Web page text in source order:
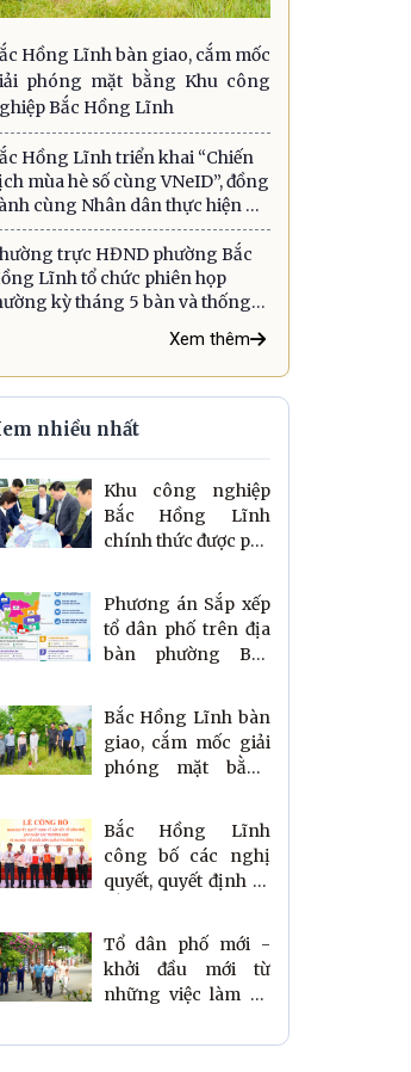
Hồng Lĩnh bàn giao, cắm mốc
phóng mặt bằng Khu công
Bắc Hồng Lĩnh
Hồng Lĩnh triển khai “Chiến
mùa hè số cùng VNeID”, đồng
cùng Nhân dân thực hiện Đề
06
trực HĐND phường Bắc
Lĩnh tổ chức phiên họp
kỳ tháng 5 bàn và thống
Xem thêm
nhiều nhất
Khu công nghiệp
Bắc Hồng Lĩnh
chính thức được phê
bứt phá thu hút đầu
tư
Phương án Sắp xếp
tổ dân phố trên địa
bàn phường Bắc
Bắc Hồng Lĩnh bàn
giao, cắm mốc giải
phóng mặt bằng
Bắc Hồng Lĩnh
Bắc Hồng Lĩnh
công bố các nghị
quyết, quyết định về
trường học và ra
mắt Tiểu đội Dân
quân thường trực
Tổ dân phố mới -
khởi đầu mới từ
những việc làm cụ